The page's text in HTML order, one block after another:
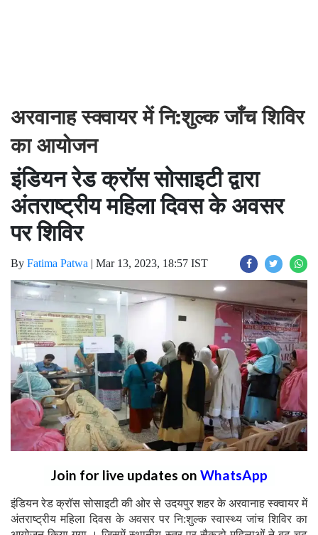
अरवानाह स्क्वायर में नि:शुल्क जाँच शिविर
का आयोजन
इंडियन रेड क्रॉस सोसाइटी द्वारा
अंतराष्ट्रीय महिला दिवस के अवसर
पर शिविर
By Fatima Patwa | Mar 13, 2023, 18:57 IST
Join for live updates on WhatsApp
इंडियन रेड क्रॉस सोसाइटी की ओर से उदयपुर शहर के अरवानाह स्क्वायर में
अंतराष्ट्रीय महिला दिवस के अवसर पर नि:शुल्क स्वास्थ्य जांच शिविर का